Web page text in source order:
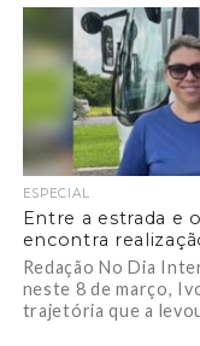
ESPECIAL
Entre a estrada e
encontra
Redação No Dia
neste 8 de março,
trajetória que a